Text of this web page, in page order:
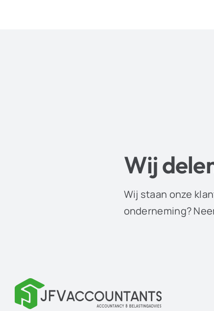
Wij
Wij staan onze
onderneming?